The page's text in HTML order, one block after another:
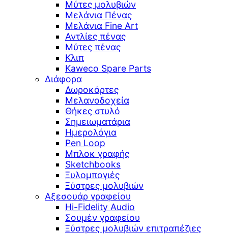
Μύτες μολυβιών
Μελάνια Πένας
Μελάνια Fine Art
Αντλίες πένας
Μύτες πένας
Κλιπ
Kaweco Spare Parts
Διάφορα
Δωροκάρτες
Μελανοδοχεία
Θήκες στυλό
Σημειωματάρια
Ημερολόγια
Pen Loop
Μπλοκ γραφής
Sketchbooks
Ξυλομπογιές
Ξύστρες μολυβιών
Αξεσουάρ γραφείου
Hi-Fidelity Audio
Σουμέν γραφείου
Ξύστρες μολυβιών επιτραπέζιες